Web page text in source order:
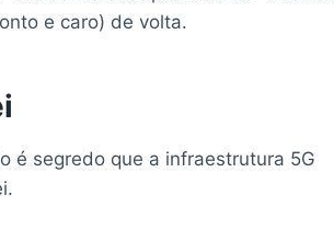
e caro) de volta.
é segredo que a infraestrutura 5G